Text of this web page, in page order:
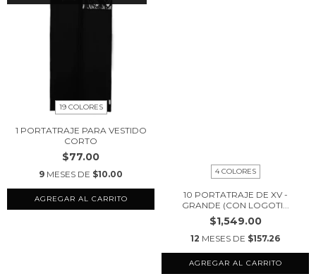
19 COLORES
1 PORTATRAJE PARA VESTIDO
CORTO
$77.00
9 MESES DE $10.00
AGREGAR AL CARRITO
4 COLORES
10 PORTATRAJE DE XV -
GRANDE (CON LOGOTI...
$1,549.00
12 MESES DE $157.26
AGREGAR AL CARRITO